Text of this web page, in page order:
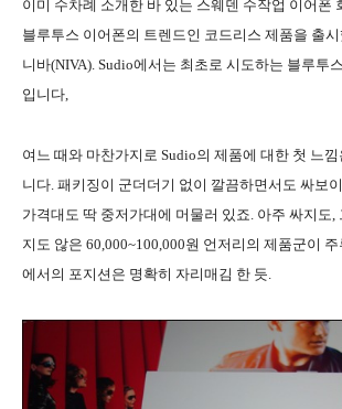
이미 수차례 소개한 바 있는 스웨덴 수작업 이어폰
블루투스 이어폰의 트렌드인 코드리스 제품을 출
니바(NIVA). Sudio에서는 최초로 시도하는 블루투
입니다,
여느 때와 마찬가지로 Sudio의 제품에 대한 첫 느
니다. 패키징이 군더더기 없이 깔끔하면서도 싸보
가격대도 딱 중저가대에 머물러 있죠. 아주 싸지도,
지도 않은 60,000~100,000원 언저리의 제품군이
에서의 포지션은 명확히 자리매김 한 듯.